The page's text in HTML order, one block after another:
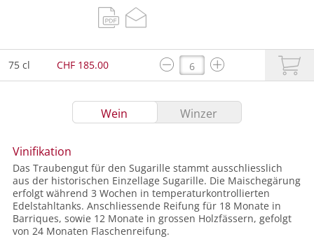
75 cl CHF 185.00
Wein Winzer
Vinifikation
Das Traubengut für den Sugarille stammt ausschliesslich
aus der historischen Einzellage Sugarille. Die Maischegärung
erfolgt während 3 Wochen in temperaturkontrollierten
Edelstahltanks. Anschliessende Reifung für 18 Monate in
Barriques, sowie 12 Monate in grossen Holzfässern, gefolgt
von 24 Monaten Flaschenreifung.